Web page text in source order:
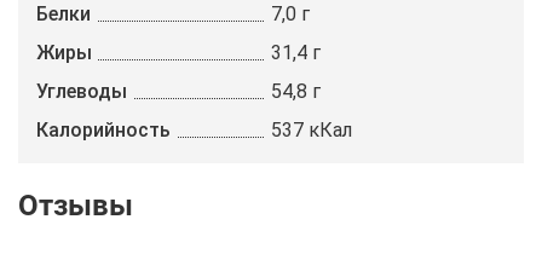
Белки
7,0 г
Жиры
31,4 г
Углеводы
54,8 г
Калорийность
537 кКал